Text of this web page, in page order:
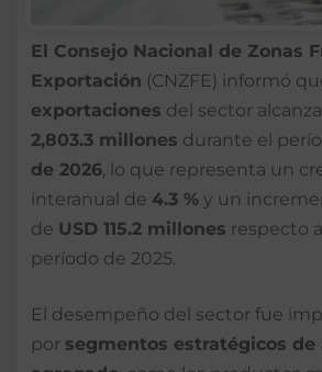
El Consejo Nacional de Zonas
Exportación (CNZFE) informó
exportaciones del sector
2,803.3 millones durante el
de 2026 , lo que representa un
interanual de 4.3 % y un
de USD 115.2 millones respecto
período de 2025.
El desempeño del sector fue
por segmentos estratégicos de